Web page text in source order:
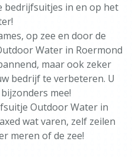
bedrijfsuitjes in en op het
op zee en door de
Water in Roermond
maar ook zeker
bedrijf te verbeteren. U
mee!
Outdoor Water in
wat varen, zelf zeilen
meren of de zee!